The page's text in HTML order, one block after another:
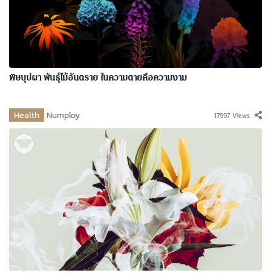
พิษบุปผา พันธุ์ไม้อันตราย ในความตายคือความงาม
Health Numploy 17997 Views